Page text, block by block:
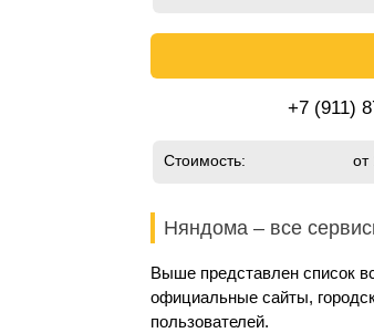
+7 (911)
Стоимость: от
Няндома – все
Выше представлен список
официальные сайты,
пользователей.